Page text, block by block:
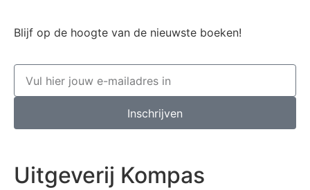
Blijf op de hoogte van de nieuwste boeken!
Inschrijven
Uitgeverij Kompas